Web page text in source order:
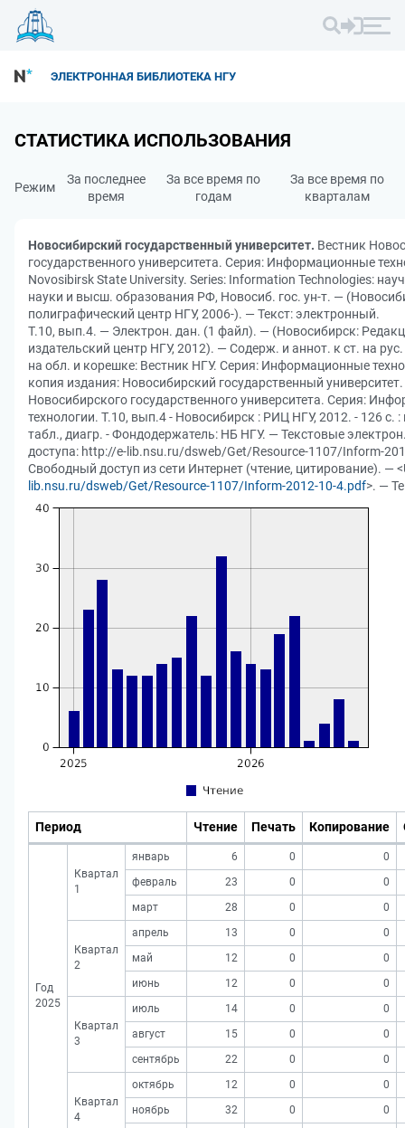
ЭЛЕКТРОННАЯ БИБЛИОТЕКА НГУ
СТАТИСТИКА ИСПОЛЬЗОВАНИЯ
Режим
За последнее
время
За все время по
годам
За все время по
кварталам
Новосибирский государственный университет. Вестник
государственного университета. Серия: Информационные
Novosibirsk State University. Series: Information Technologies:
науки и высш. образования РФ, Новосиб. гос. ун-т. —
полиграфический центр НГУ, 2006-). — Текст: электронный.
Т.10, вып.4. — Электрон. дан. (1 файл). — (Новосибирск:
издательский центр НГУ, 2012). — Содерж. и аннот. к ст. на
на обл. и корешке: Вестник НГУ. Серия: Информационные
копия издания: Новосибирский государственный
Новосибирского государственного университета. Серия:
технологии. Т.10, вып.4 - Новосибирск : РИЦ НГУ, 2012. - 126 с.
табл., диагр. - Фондодержатель: НБ НГУ. — Текстовые
доступа: http://e-lib.nsu.ru/dsweb/Get/Resource-1107/Inform-
Свободный доступ из сети Интернет (чтение, цитирование). —
lib.nsu.ru/dsweb/Get/Resource-1107/Inform-2012-10-4.pdf>. —
Период Чтение Печать Копирование
Год
2025
Квартал
1
январь 6 0
0
февраль
23 0
0
март
28 0 0
Квартал
2
апрель 13 0
0
май
12 0
0
июнь
12 0 0
Квартал
3
июль 14 0
0
август
15 0
0
сентябрь
22 0 0
Квартал
4
октябрь 12 0
0
ноябрь
32 0
0